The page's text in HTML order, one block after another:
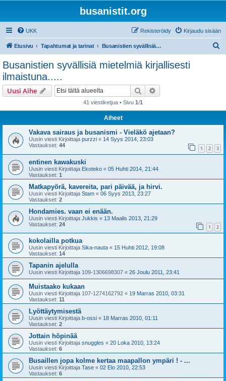
busanistit.org
UKK Kirjaudu sisään
Rekisteröidy
Etusivu Tapahtumat ja tarinat Busanistien syvällisiä mietelmiä kirjallisesti ilmaistuna.....
Busanistien syvällisiä mietelmiä kirjallisesti
ilmaistuna.....
Uusi Aihe Etsi
41 viestiketjua • Sivu 1/1
Aiheet
Vakava sairaus ja busanismi - Vieläkö ajetaan?
Uusin viesti Kirjoittaja purzzi « 14 Syys 2014, 23:03
Vastaukset: 44 1 2 3
entinen kawakuski
Uusin viesti Kirjoittaja Ekoteko « 05 Huhti 2014, 21:44
Vastaukset: 1
Matkapyörä, kavereita, pari päivää, ja hirvi.
Uusin viesti Kirjoittaja Stam « 06 Syys 2013, 23:27
Vastaukset: 2
Hondamies. vaan ei enään.
Uusin viesti Kirjoittaja Jukkis « 13 Maalis 2013, 21:29
Vastaukset: 24 1 2
kokolailla potkua
Uusin viesti Kirjoittaja Sika-nauta « 15 Huhti 2012, 19:08
Vastaukset: 14
Tapanin ajelulla
Uusin viesti Kirjoittaja 109-1306698307 « 26 Joulu 2011, 23:41
Muistaako kukaan
Uusin viesti Kirjoittaja 107-1274162792 « 19 Marras 2010, 03:31
Vastaukset: 11
Lyöttäytymisestä
Uusin viesti Kirjoittaja b-ossi « 18 Marras 2010, 01:11
Vastaukset: 2
Jottain höpinää
Uusin viesti Kirjoittaja snuggles « 20 Loka 2010, 13:24
Vastaukset: 6
Busaillen jopa kolme kertaa maapallon ympäri ! - ...
Uusin viesti Kirjoittaja Tase « 02 Elo 2010, 22:53
Vastaukset: 6